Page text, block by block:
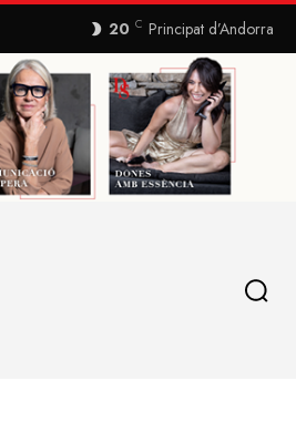
20 C Principat d’Andorra